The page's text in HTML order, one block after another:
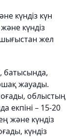
күндіз күн
күндіз
шығыстан жел
батысында,
жауады.
облыстың
екпіні – 15-20
және күндіз
күндіз